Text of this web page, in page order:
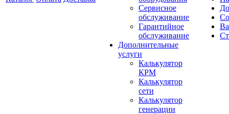
Сервисное
обслуживание
Гарантийное
обслуживание
Дополнительные
услуги
Калькулятор
КРМ
Калькулятор
сети
Калькулятор
генерации